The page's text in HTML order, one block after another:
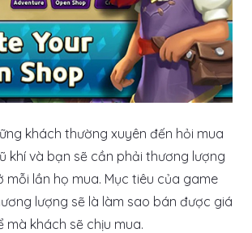
khách thường xuyên đến hỏi mua
khí và bạn sẽ cần phải thương lượng
mỗi lần họ mua. Mục tiêu của game
lượng sẽ là làm sao bán được giá
khách sẽ chịu mua.